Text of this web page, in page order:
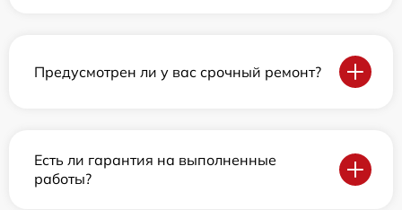
Предусмотрен ли у вас срочный ремонт?
Есть ли гарантия на выполненные
работы?